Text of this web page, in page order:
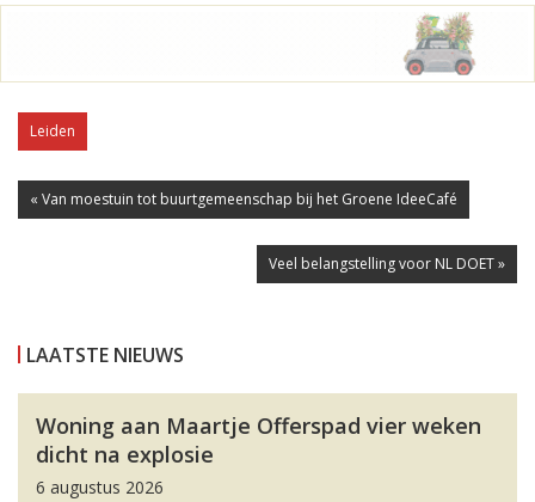
Leiden
« Van moestuin tot buurtgemeenschap bij het Groene IdeeCafé
Veel belangstelling voor NL DOET »
LAATSTE NIEUWS
Woning aan Maartje Offerspad vier weken
dicht na explosie
6 augustus 2026